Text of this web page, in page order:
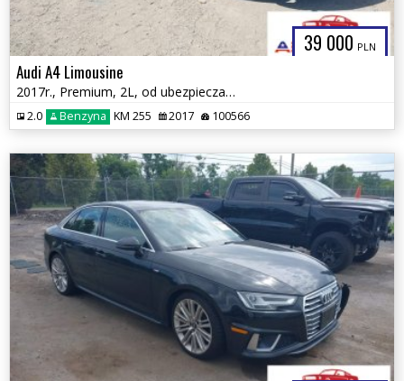
39 000 PLN
Audi A4 Limousine
2017r., Premium, 2L, od ubezpieczalni
2.0 Benzyna KM 255 2017 100566